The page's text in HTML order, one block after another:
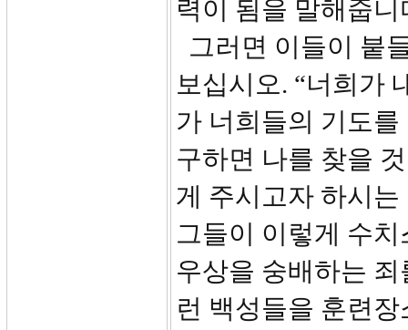
력이 됨을 말해줍니
그러면 이들이 붙
보십시오. “너희가
가 너희들의 기도
구하면 나를 찾을
게 주시고자 하시
그들이 이렇게 수
우상을 숭배하는
런 백성들을 훈련